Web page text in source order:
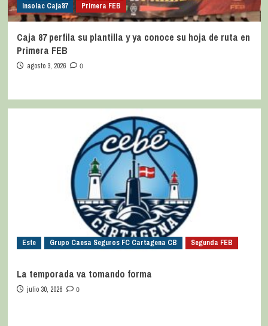
Insolac Caja´87 Primera FEB
Caja 87 perfila su plantilla y ya conoce su hoja de ruta en
Primera FEB
agosto 3, 2026 0
Este Grupo Caesa Seguros FC Cartagena CB Segunda FEB
La temporada va tomando forma
julio 30, 2026 0